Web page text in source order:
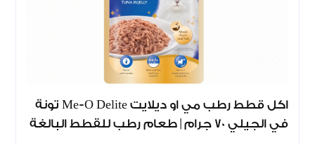
اكل قطط رطب مي او ديلايت Me-O Delite تونة
في الجيلي 70 جرام | طعام رطب للقطط البالغة